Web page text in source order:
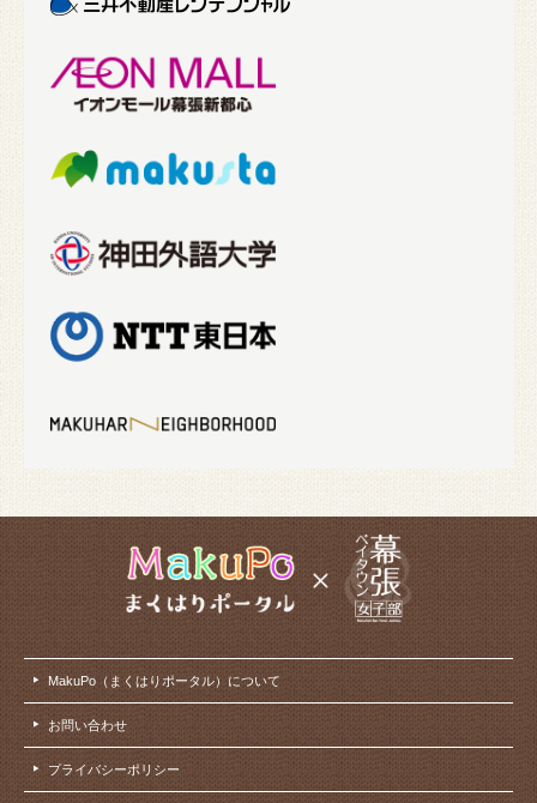
MakuPo（まくはりポータル）について
お問い合わせ
プライバシーポリシー